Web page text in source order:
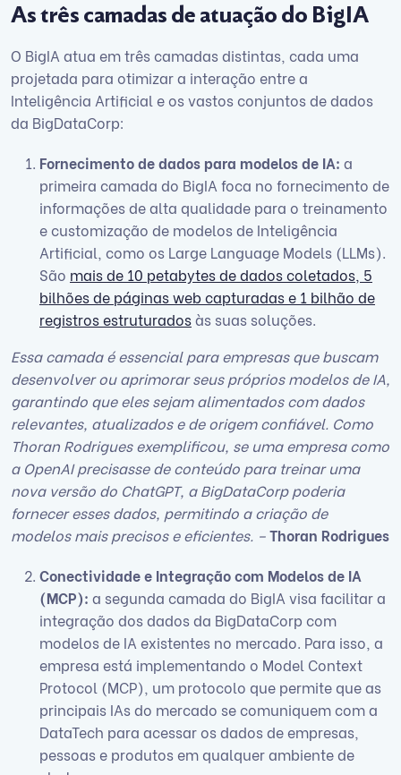
As três camadas de atuação do BigIA
O BigIA atua em três camadas distintas, cada uma
projetada para otimizar a interação entre a
Inteligência Artificial e os vastos conjuntos de dados
da BigDataCorp:
Fornecimento de dados para modelos de IA: a
primeira camada do BigIA foca no fornecimento de
informações de alta qualidade para o treinamento
e customização de modelos de Inteligência
Artificial, como os Large Language Models (LLMs).
São mais de 10 petabytes de dados coletados, 5
bilhões de páginas web capturadas e 1 bilhão de
registros estruturadosàs suas soluções.
Essa camada é essencial para empresas que buscam
desenvolver ou aprimorar seus próprios modelos de IA,
garantindo que eles sejam alimentados com dados
relevantes, atualizados e de origem confiável. Como
Thoran Rodrigues exemplificou, se uma empresa como
a OpenAI precisasse de conteúdo para treinar uma
nova versão do ChatGPT, a BigDataCorp poderia
fornecer esses dados, permitindo a criação de
modelos mais precisos e eficientes. –Thoran Rodrigues
Conectividade e Integração com Modelos de IA
(MCP): a segunda camada do BigIA visa facilitar a
integração dos dados da BigDataCorp com
modelos de IA existentes no mercado. Para isso, a
empresa está implementando o Model Context
Protocol (MCP), um protocolo que permite que as
principais IAs do mercado se comuniquem com a
DataTech para acessar os dados de empresas,
pessoas e produtos em qualquer ambiente de